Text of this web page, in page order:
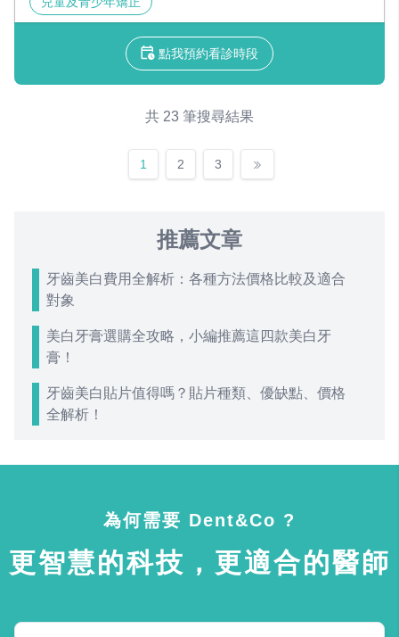
點我預約看診時段
共 23 筆搜尋結果
1 2 3
推薦文章
牙齒美白費用全解析：各種方法價格比較及適合
對象
美白牙膏選購全攻略，小編推薦這四款美白牙
膏！
牙齒美白貼片值得嗎？貼片種類、優缺點、價格
全解析！
為何需要 Dent&Co ?
更智慧的科技，更適合的醫師